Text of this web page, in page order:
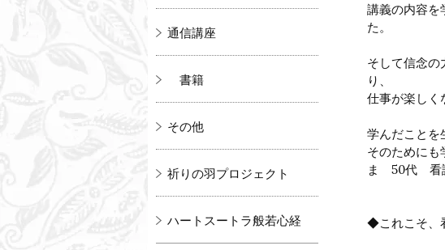
講義の内容を
た。
そして信念の
り、
仕事が楽しく
学んだことを
そのためにも
ま 50代 看
◆これこそ、
通信講座
書籍
その他
祈りの羽プロジェクト
ハートスートラ般若心経